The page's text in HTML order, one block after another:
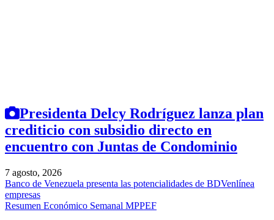
Presidenta Delcy Rodríguez lanza plan
crediticio con subsidio directo en
encuentro con Juntas de Condominio
7 agosto, 2026
Banco de Venezuela presenta las potencialidades de BDVenlínea
empresas
Resumen Económico Semanal MPPEF